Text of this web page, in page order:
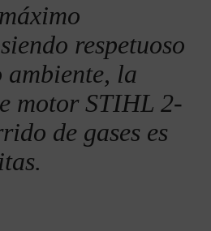
respetuoso
ambiente, la
motor STIHL 2-
de gases es